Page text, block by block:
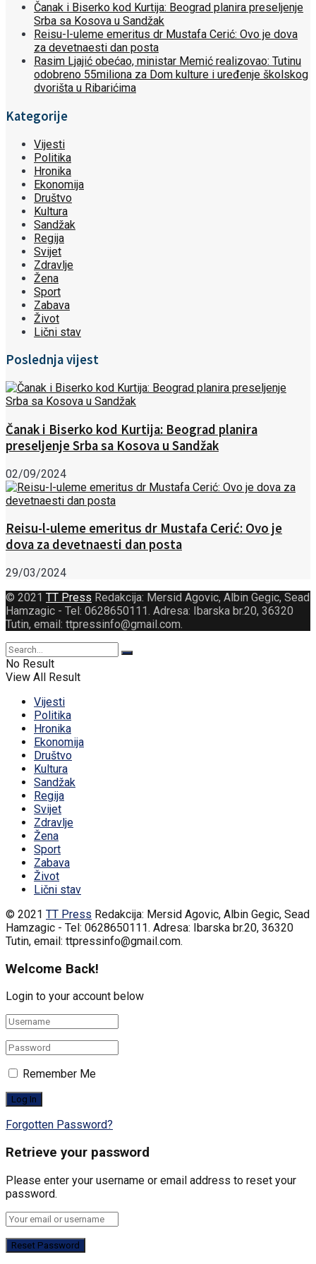
Čanak i Biserko kod Kurtija: Beograd planira preseljenje
Srba sa Kosova u Sandžak
Reisu-l-uleme emeritus dr Mustafa Cerić: Ovo je dova
za devetnaesti dan posta
Rasim Ljajić obećao, ministar Memić realizovao: Tutinu
odobreno 55miliona za Dom kulture i uređenje školskog
dvorišta u Ribarićima
Kategorije
Vijesti
Politika
Hronika
Ekonomija
Društvo
Kultura
Sandžak
Regija
Svijet
Zdravlje
Žena
Sport
Zabava
Život
Lični stav
Poslednja vijest
Čanak i Biserko kod Kurtija: Beograd planira
preseljenje Srba sa Kosova u Sandžak
02/09/2024
Reisu-l-uleme emeritus dr Mustafa Cerić: Ovo je
dova za devetnaesti dan posta
29/03/2024
© 2021 TT Press Redakcija: Mersid Agovic, Albin Gegic, Sead
Hamzagic - Tel: 0628650111. Adresa: Ibarska br.20, 36320
Tutin, email: ttpressinfo@gmail.com.
No Result
View All Result
Vijesti
Politika
Hronika
Ekonomija
Društvo
Kultura
Sandžak
Regija
Svijet
Zdravlje
Žena
Sport
Zabava
Život
Lični stav
© 2021 TT Press Redakcija: Mersid Agovic, Albin Gegic, Sead
Hamzagic - Tel: 0628650111. Adresa: Ibarska br.20, 36320
Tutin, email: ttpressinfo@gmail.com.
Welcome Back!
Login to your account below
Remember Me
Forgotten Password?
Retrieve your password
Please enter your username or email address to reset your
password.